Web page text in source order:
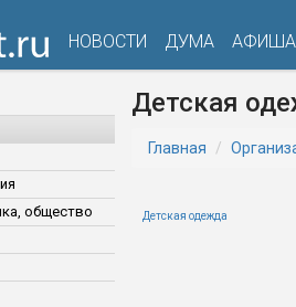
НОВОСТИ ДУМА АФИША
общество
Детская
Главная
Детская одежда